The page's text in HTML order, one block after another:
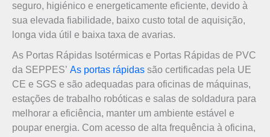
seguro, higiénico e energeticamente eficiente, devido à
sua elevada fiabilidade, baixo custo total de aquisição,
longa vida útil e baixa taxa de avarias.
As Portas Rápidas Isotérmicas e Portas Rápidas de PVC
da SEPPES’ As portas rápidas são certificadas pela UE
CE e SGS e são adequadas para oficinas de máquinas,
estações de trabalho robóticas e salas de soldadura para
melhorar a eficiência, manter um ambiente estável e
poupar energia. Com acesso de alta frequência à oficina,